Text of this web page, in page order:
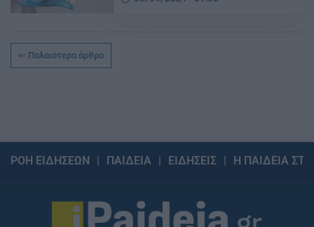
Παλαιότερα άρθρα
ΡΟΗ ΕΙΔΗΣΕΩΝ ΠΑΙΔΕΙΑ ΕΙΔΗΣΕΙΣ Η ΠΑΙΔΕΙΑ